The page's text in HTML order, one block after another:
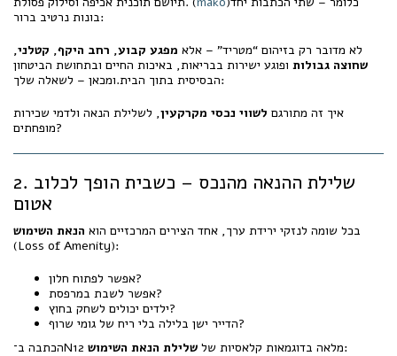
בונות נרטיב ברור:
לא מדובר רק בזיהום “מטריד” – אלא מפגע קבוע, רחב היקף, קטלני,
שחוצה גבולות ופוגע ישירות בבריאות, באיכות החיים ובתחושת הביטחון
הבסיסית בתוך הבית.ומכאן – לשאלה שלך:
איך זה מתורגם לשווי נכסי מקרקעין, לשלילת הנאה ולדמי שכירות
מופחתים?
2. שלילת ההנאה מהנכס – כשבית הופך לכלוב
אטום
בכל שומה לנזקי ירידת ערך, אחד הצירים המרכזיים הוא הנאת השימוש
(Loss of Amenity):
אפשר לפתוח חלון?
אפשר לשבת במרפסת?
ילדים יכולים לשחק בחוץ?
הדייר ישן בלילה בלי ריח של גומי שרוף?
הכתבה ב־N12 מלאה בדוגמאות קלאסיות של שלילת הנאת השימוש
: